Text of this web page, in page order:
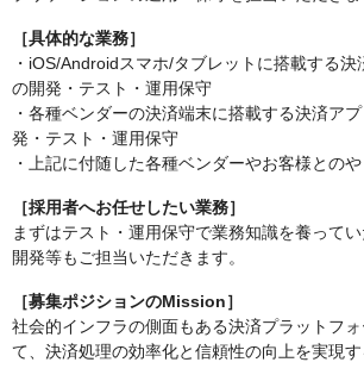
［具体的な業務］
・iOS/Androidスマホ/タブレットに搭載する
の開発・テスト・運用保守
・各種ベンダーの決済端末に搭載する決済ア
発・テスト・運用保守
・上記に付随した各種ベンダーやお客様とのや
［採用者へお任せしたい業務］
まずはテスト・運用保守で業務知識を養って
開発等もご担当いただきます。
［募集ポジションのMission］
社会的インフラの側面もある決済プラットフ
て、決済処理の効率化と信頼性の向上を実現す